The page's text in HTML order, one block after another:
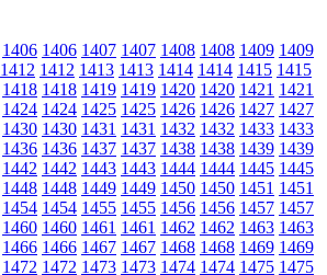
1406 1406 1407 1407 1408 1408 1409 1409
1412 1412 1413 1413 1414 1414 1415 1415
1418 1418 1419 1419 1420 1420 1421 1421
1424 1424 1425 1425 1426 1426 1427 1427
1430 1430 1431 1431 1432 1432 1433 1433
1436 1436 1437 1437 1438 1438 1439 1439
1442 1442 1443 1443 1444 1444 1445 1445
1448 1448 1449 1449 1450 1450 1451 1451
1454 1454 1455 1455 1456 1456 1457 1457
1460 1460 1461 1461 1462 1462 1463 1463
1466 1466 1467 1467 1468 1468 1469 1469
1472 1472 1473 1473 1474 1474 1475 1475